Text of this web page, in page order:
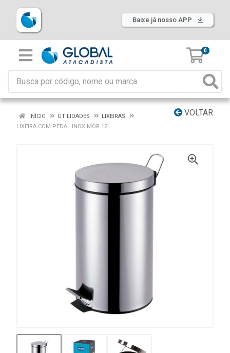
Baixe já nosso APP
0
VOLTAR
INÍCIO UTILIDADES
LIXEIRAS
LIXEIRA COM PEDAL INOX MOR 12L